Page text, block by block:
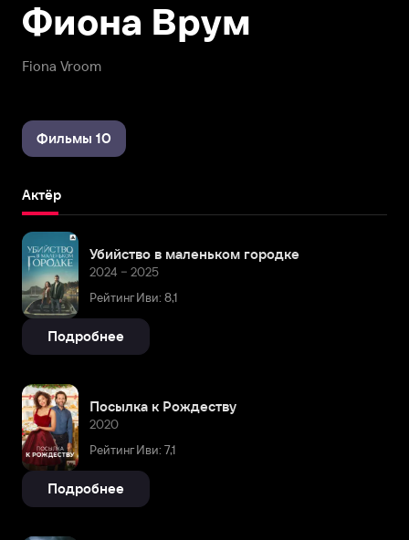
Fiona Vroom
Фиона Врум
Фильмы 10
Актёр
Убийство в маленьком городке
2024 – 2025
Рейтинг Иви: 8,1
Подробнее
Посылка к Рождеству
2020
Рейтинг Иви: 7,1
Подробнее